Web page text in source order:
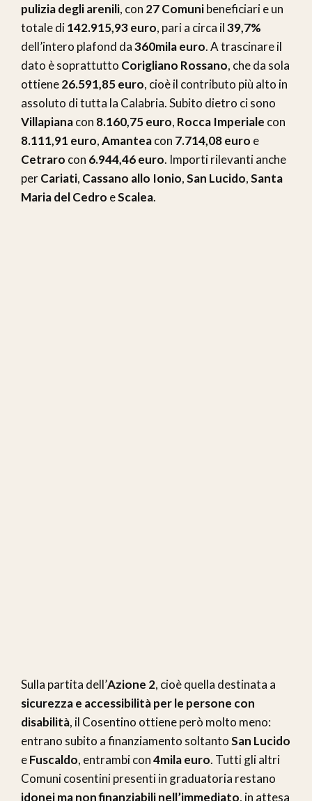
pulizia degli arenili, con 27 Comunibeneficiari e un
totale di142.915,93 euro, pari a circa il39,7%
dell’intero plafond da360mila euro. A trascinare il
dato è soprattutto Corigliano Rossano, che da sola
ottiene26.591,85 euro, cioè il contributo più alto in
assoluto di tutta la Calabria. Subito dietro ci sono
Villapianacon 8.160,75 euro, Rocca Imperiale con
8.111,91 euro,Amanteacon 7.714,08 euro e
Cetraro con 6.944,46 euro. Importi rilevanti anche
perCariati, Cassano allo Ionio,San Lucido,Santa
Maria del Cedro eScalea.
Sulla partita dell’Azione 2, cioè quella destinata a
sicurezza e accessibilità per le persone con
disabilità, il Cosentino ottiene però molto meno:
entrano subito a finanziamento soltantoSan Lucido
eFuscaldo, entrambi con4mila euro. Tutti gli altri
Comuni cosentini presenti in graduatoria restano
idonei ma non finanziabili nell’immediato, in attesa